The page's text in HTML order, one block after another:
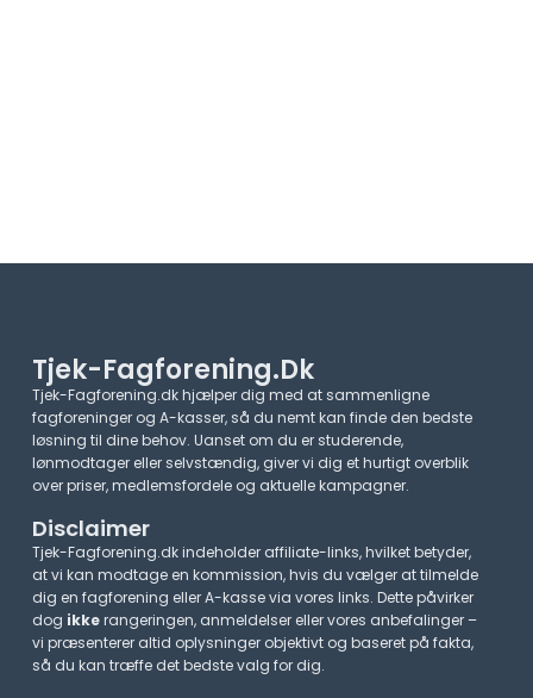
Tjek-Fagforening.dk
Tjek-Fagforening.dk hjælper dig med at sammenligne
fagforeninger og A-kasser, så du nemt kan finde den bedste
løsning til dine behov. Uanset om du er studerende,
lønmodtager eller selvstændig, giver vi dig et hurtigt overblik
over priser, medlemsfordele og aktuelle kampagner.​
Disclaimer
Tjek-Fagforening.dk indeholder affiliate-links, hvilket betyder,
at vi kan modtage en kommission, hvis du vælger at tilmelde
dig en fagforening eller A-kasse via vores links. Dette påvirker
dog ikkerangeringen, anmeldelser eller vores anbefalinger –
vi præsenterer altid oplysninger objektivt og baseret på fakta,
så du kan træffe det bedste valg for dig.